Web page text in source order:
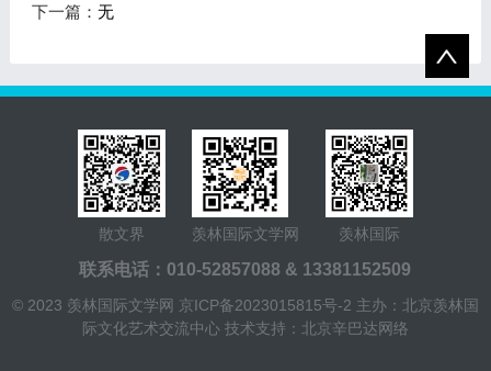
下一篇： 无
散文界 羡林国际文学网 羡林国际
联系电话：010-52857088 & 13381152509
© 2023 羡林国际文学网 京ICP备2023015815号-2 主办：北京羡林国
际文化艺术交流中心 技术支持：北京辛巴达网络